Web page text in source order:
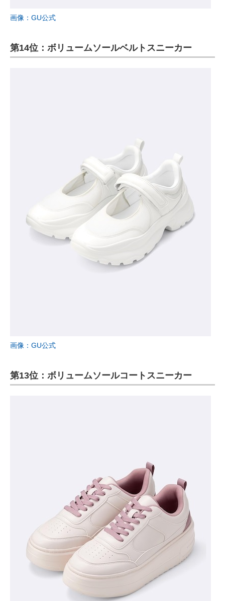
画像：GU公式
第14位：ボリュームソールベルトスニーカー
画像：GU公式
第13位：ボリュームソールコートスニーカー